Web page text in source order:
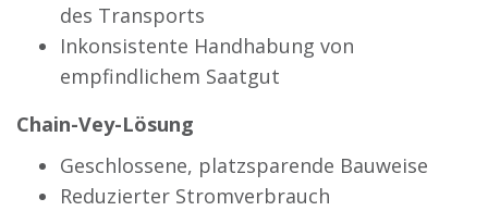
des Transports
Inkonsistente Handhabung von
empfindlichem Saatgut
Chain-Vey-Lösung
Geschlossene, platzsparende Bauweise
Reduzierter Stromverbrauch